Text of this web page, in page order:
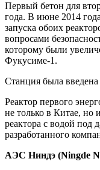
Первый бетон для
года. В июне 2014
запуска обоих
вопросами
которому были
Фукусиме-1.
Станция была
Реактор первого
не только в Китае, но
реактора с водой под
разработанного
АЭС Ниндэ (Ningde